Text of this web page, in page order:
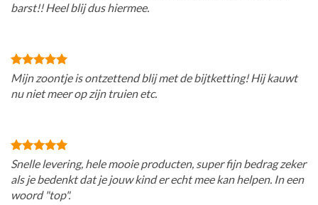
barst!! Heel blij dus hiermee.
Mijn zoontje is ontzettend blij met de bijtketting! Hij kauwt
nu niet meer op zijn truien etc.
Snelle levering, hele mooie producten, super fijn bedrag zeker
als je bedenkt dat je jouw kind er echt mee kan helpen. In een
woord "top".